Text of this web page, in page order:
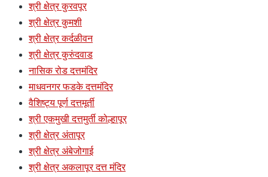
श्री क्षेत्र कुरवपूर
श्री क्षेत्र कुमशी
श्री क्षेत्र कर्दळीवन
श्री क्षेत्र कुरुंदवाड
नासिक रोड दत्तमंदिर
माधवनगर फडके दत्तमंदिर
वैशिष्ट्य पूर्ण दत्तमूर्ती
श्री एकमुखी दत्तमुर्ती कोल्हापूर
श्री क्षेत्र अंतापूर
श्री क्षेत्र अंबेजोगाई
श्री क्षेत्र अकलापूर दत्त मंदिर